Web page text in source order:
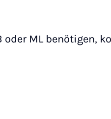
oder ML benötigen,